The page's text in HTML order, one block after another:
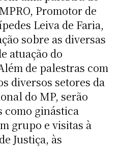
Promotor de
Leiva de Faria,
sobre as diversas
atuação do
de palestras com
diversos setores da
do MP, serão
como ginástica
grupo e visitas à
Justiça, às